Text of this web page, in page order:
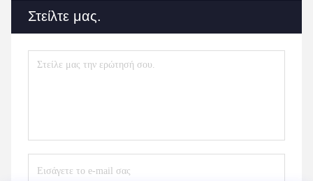
Στείλτε μας.